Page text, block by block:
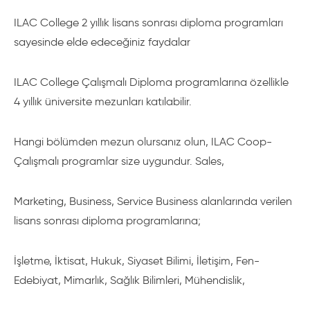
dil kursları 6.620 CAD en iyi fiyat dengesi yakalayan okuldur.
24 hafta İngilize programına katılan
öğrenci eğer İngilizce seviyesini 2-3 ay sonra Upper-
yapabilir.
ILAC College 2 yıllık lisans sonrası diploma programları
sayesinde elde edeceğiniz faydalar
ILAC College Çalışmalı Diploma programlarına özellikle
4 yıllık üniversite mezunları katılabilir.
Hangi bölümden mezun olursanız olun, ILAC Coop-
Çalışmalı programlar size uygundur. Sales,
Marketing, Business, Service Business alanlarında verilen
lisans sonrası diploma programlarına;
İşletme, İktisat, Hukuk, Siyaset Bilimi, İletişim, Fen-
Edebiyat, Mimarlık, Sağlık Bilimleri, Mühendislik,